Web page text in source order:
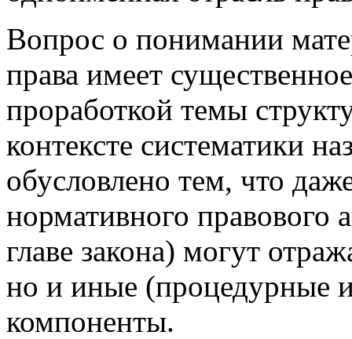
Вопрос о понимании
права имеет
проработкой темы
контексте систематики
обусловлено тем, что
нормативного правового
главе закона) могут
но и иные (процедурные
компоненты.